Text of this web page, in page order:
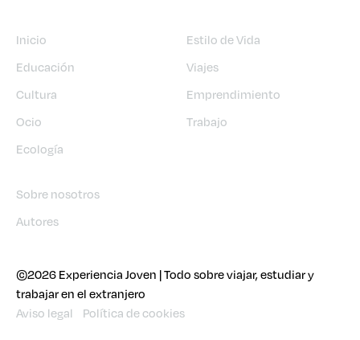
Inicio
Educación
Cultura
Ocio
Ecología
Estilo de Vida
Viajes
Emprendimiento
Trabajo
Sobre nosotros
Autores
©2026 Experiencia Joven | Todo sobre viajar, estudiar y
trabajar en el extranjero
Aviso legal
Política de cookies